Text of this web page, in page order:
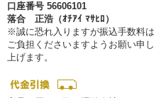
口座番号 56606101
落合 正浩（ｵﾁｱｲ ﾏｻﾋﾛ）
※誠に恐れ入りますが振込手数料は
ご負担くださいますようお願い申し
上げます。